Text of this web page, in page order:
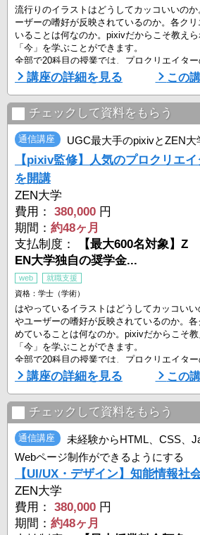
流行りのイラストはどうしてカッコいいの
ーザーの嗜好が反映されているのか。各ク
いることは何なのか。pixivだからこそ教え
「今」を学ぶことができます。
全部で20科目の授業では、プロクリエイタ
り、自身の作品を添削してもらえたりします
ZEN 大学は、これまで地理的、経済的な事
となり大学進学を諦めてきた方に開かれた大
オンラインの学びで卒業に必要な単位を全
情報 ...
講座の詳細を見る この
チェックして資料をもらう
通信講座 UGC最大手のpixivとZEN大
【pixiv監修】人気のプロクリエ
を開講
ZEN大学
費用：
380,000 円
期間： 約48ヶ月
支払制度：
【最大600名対象】Z
EN大学独自の奨学金...
web
就職支援
資格：学士（学術）
はやっているイラストはどうしてカッコい
やユーザーの嗜好が反映されているのか。
めていることは何なのか。pixivだからこそ
「今」を学ぶことができます。
全部で20科目の授業では、プロクリエイタ
り、自身の作品を添削してもらえたりします
さらに、ものづくりだけでは終わらない、キ
業も開設します。
ZEN 大学は、これまで地理的、経済的な事
となり大学進学を諦めてきた ...
講座の詳細を見る この
チェックして資料をもらう
通信講座
未経験からHTML、CSS、
Webページ制作ができるようにする
【UI/UX・デザイン】知能情報社
ZEN大学
費用：
380,000 円
期間： 約48ヶ月